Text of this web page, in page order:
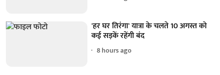
'हर घर तिरंगा' यात्रा के चलते 10 अगस्त को
कई सड़कें रहेंगी बंद
8 hours ago